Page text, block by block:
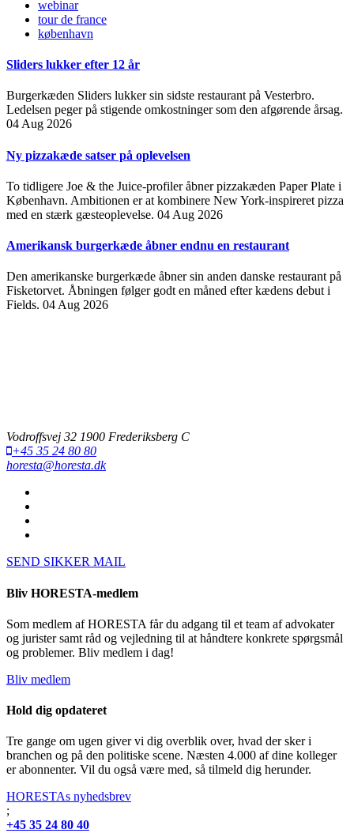
webinar
tour de france
københavn
Sliders lukker efter 12 år
Burgerkæden Sliders lukker sin sidste restaurant på Vesterbro.
Ledelsen peger på stigende omkostninger som den afgørende årsag.
04 Aug 2026
Ny pizzakæde satser på oplevelsen
To tidligere Joe & the Juice-profiler åbner pizzakæden Paper Plate i
København. Ambitionen er at kombinere New York-inspireret pizza
med en stærk gæsteoplevelse. 04 Aug 2026
Amerikansk burgerkæde åbner endnu en restaurant
Den amerikanske burgerkæde åbner sin anden danske restaurant på
Fisketorvet. Åbningen følger godt en måned efter kædens debut i
Fields. 04 Aug 2026
Vodroffsvej 32 1900 Frederiksberg C
+45 35 24 80 80
horesta@horesta.dk
SEND SIKKER MAIL
Bliv HORESTA-medlem
Som medlem af HORESTA får du adgang til et team af advokater
og jurister samt råd og vejledning til at håndtere konkrete spørgsmål
og problemer. Bliv medlem i dag!
Bliv medlem
Hold dig opdateret
Tre gange om ugen giver vi dig overblik over, hvad der sker i
branchen og på den politiske scene. Næsten 4.000 af dine kolleger
er abonnenter. Vil du også være med, så tilmeld dig herunder.
HORESTAs nyhedsbrev
;
+45 35 24 80 40